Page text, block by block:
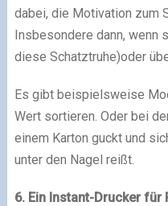
dabei, die Motivation zum
Insbesondere dann, wenn
diese Schatztruhe)oder
Es gibt beispielsweise
Wert sortieren. Oder bei
einem Karton guckt und
unter den Nagel reißt.
6. Ein Instant-Drucker für